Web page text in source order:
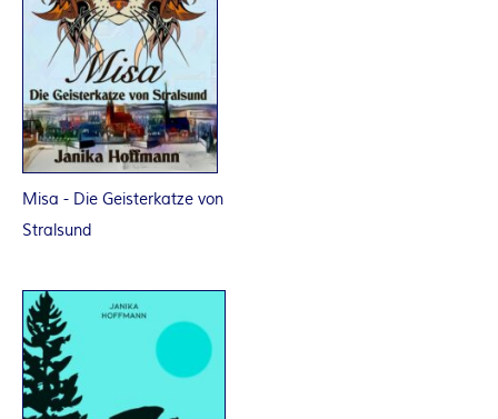
E
R
F
A
N
T
A
S
Misa - Die Geisterkatze von
Stralsund